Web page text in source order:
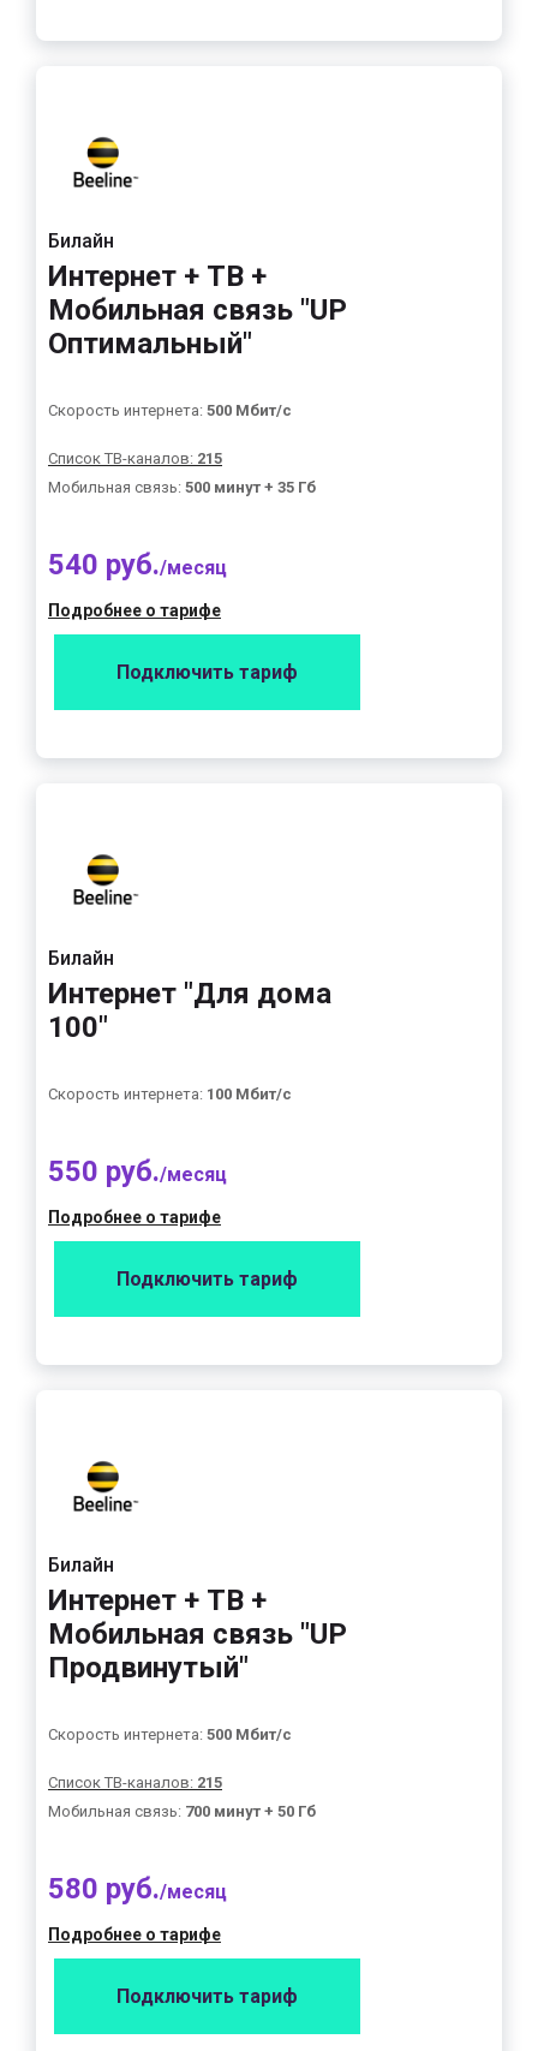
Билайн
Интернет + ТВ +
Мобильная связь "UP
Оптимальный"
Скорость интернета: 500 Мбит/с
Список ТВ-каналов: 215
Мобильная связь: 500 минут + 35 Гб
540 руб./месяц
Подробнее о тарифе
Подключить тариф
Билайн
Интернет "Для дома
100"
Скорость интернета: 100 Мбит/с
550 руб./месяц
Подробнее о тарифе
Подключить тариф
Билайн
Интернет + ТВ +
Мобильная связь "UP
Продвинутый"
Скорость интернета: 500 Мбит/с
Список ТВ-каналов: 215
Мобильная связь: 700 минут + 50 Гб
580 руб./месяц
Подробнее о тарифе
Подключить тариф